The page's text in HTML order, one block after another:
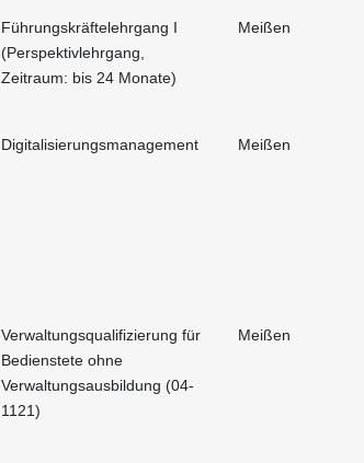
Führungskräftelehrgang I
(Perspektivlehrgang,
Zeitraum: bis 24 Monate)
Meißen
Digitalisierungsmanagement Meißen
Verwaltungsqualifizierung für
Bedienstete ohne
Verwaltungsausbildung (04-
1121)
Meißen